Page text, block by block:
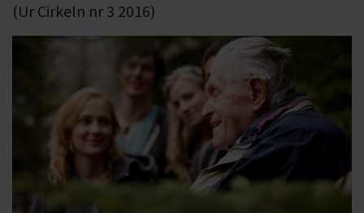
(Ur Cirkeln nr 3 2016)